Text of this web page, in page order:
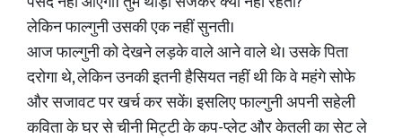
लेकिन फाल्गुनी उसकी एक नहीं सुनती।
आज फाल्गुनी को देखने लड़के वाले आने वाले थे। उसके पिता
दरोगा थे, लेकिन उनकी इतनी हैसियत नहीं थी कि वे महंगे सोफे
और सजावट पर खर्च कर सकें। इसलिए फाल्गुनी अपनी सहेली
कविता के घर से चीनी मिट्टी के कप-प्लेट और केतली का सेट ले